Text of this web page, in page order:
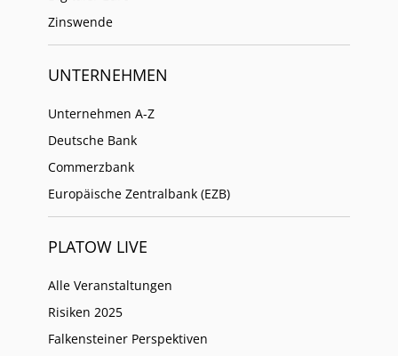
Zinswende
UNTERNEHMEN
Unternehmen A-Z
Deutsche Bank
Commerzbank
Europäische Zentralbank (EZB)
PLATOW LIVE
Alle Veranstaltungen
Risiken 2025
Falkensteiner Perspektiven